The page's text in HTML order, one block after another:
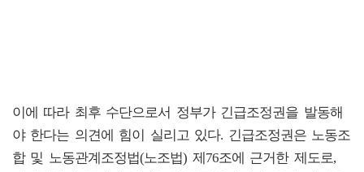
이에 따라 최후 수단으로서 정부가 긴급조정권을 발동해
야 한다는 의견에 힘이 실리고 있다. 긴급조정권은 노동조
합 및 노동관계조정법(노조법) 제76조에 근거한 제도로,